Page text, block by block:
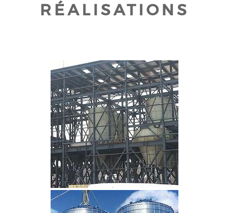
RÉALISATIONS
CLIQUEZ POUR AGRANDIR